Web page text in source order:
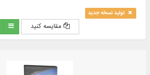
از جمله مشتمل بر: 58 شرح معتبر بر کتاب های اصولی و ...
تولید نسخه جدید
مقایسه کنید